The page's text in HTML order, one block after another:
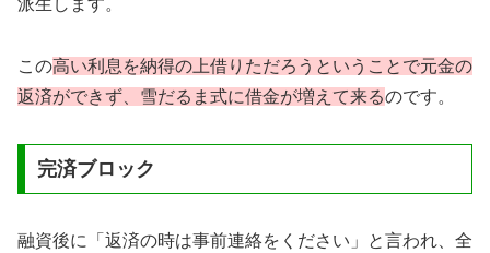
派生します。
この高い利息を納得の上借りただろうということで元金の
返済ができず、雪だるま式に借金が増えて来るのです。
完済ブロック
融資後に「返済の時は事前連絡をください」と言われ、全